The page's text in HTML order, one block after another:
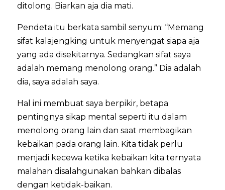
ditolong. Biarkan aja dia mati.
Pendeta itu berkata sambil senyum: “Memang
sifat kalajengking untuk menyengat siapa aja
yang ada disekitarnya. Sedangkan sifat saya
adalah memang menolong orang.” Dia adalah
dia, saya adalah saya.
Hal ini membuat saya berpikir, betapa
pentingnya sikap mental seperti itu dalam
menolong orang lain dan saat membagikan
kebaikan pada orang lain. Kita tidak perlu
menjadi kecewa ketika kebaikan kita ternyata
malahan disalahgunakan bahkan dibalas
dengan ketidak-baikan.